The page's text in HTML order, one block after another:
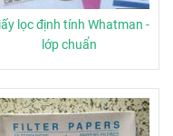
lọc định tính Whatman -
lớp chuẩn